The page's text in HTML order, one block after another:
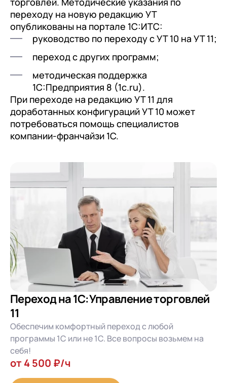
переходу на новую редакцию УТ
опубликованы на портале 1С:ИТС:
руководство по переходу с УТ 10 на УТ 11;
переход с других программ;
методическая поддержка
1С:Предприятия 8 (1c.ru).
При переходе на редакцию УТ 11 для
доработанных конфигураций УТ 10 может
потребоваться помощь специалистов
компании-франчайзи 1С.
Переход на 1С:Управление торговлей
11
Обеспечим комфортный переход с любой
программы 1С или не 1С. Все вопросы возьмем на
себя!
от 4 500 ₽/ч